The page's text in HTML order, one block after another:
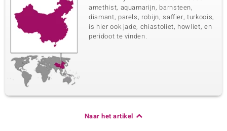
amethist, aquamarijn, barnsteen,
diamant, parels, robijn, saffier, turkoois,
is hier ook jade, chiastoliet, howliet, en
peridoot te vinden.
Naar het artikel